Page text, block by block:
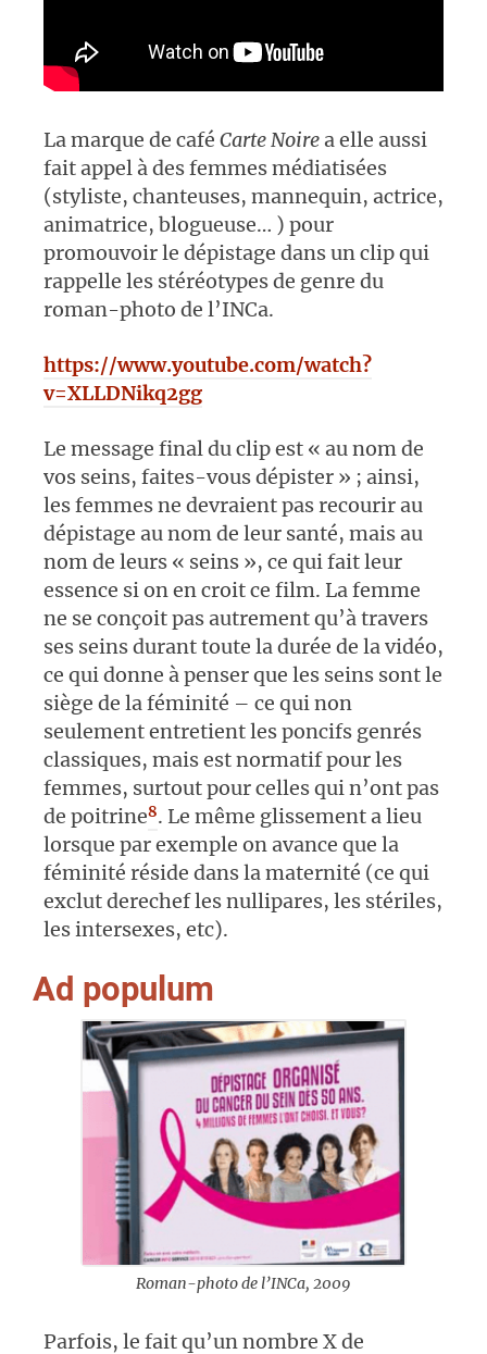
La marque de café Carte Noirea elle aussi
fait appel à des femmes médiatisées
(styliste, chanteuses, mannequin, actrice,
animatrice, blogueuse… ) pour
promouvoir le dépistage dans un clip qui
rappelle les stéréotypes de genre du
roman-photo de l’INCa.
https://www.youtube.com/watch?
v=XLLDNikq2gg
Le message final du clip est « au nom de
vos seins, faites-vous dépister » ; ainsi,
les femmes ne devraient pas recourir au
dépistage au nom de leur santé, mais au
nom de leurs « seins », ce qui fait leur
essence si on en croit ce film. La femme
ne se conçoit pas autrement qu’à travers
ses seins durant toute la durée de la vidéo,
ce qui donne à penser que les seins sont le
siège de la féminité – ce qui non
seulement entretient les poncifs genrés
classiques, mais est normatif pour les
femmes, surtout pour celles qui n’ont pas
de poitrine8. Le même glissement a lieu
lorsque par exemple on avance que la
féminité réside dans la maternité (ce qui
exclut derechef les nullipares, les stériles,
les intersexes, etc).
Ad populum
Roman-photo de l’INCa, 2009
Parfois, le fait qu’un nombre X de